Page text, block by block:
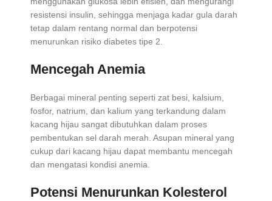
resistensi insulin, sehingga menjaga kadar gula darah
tetap dalam rentang normal dan berpotensi
menurunkan risiko diabetes tipe 2.
Mencegah Anemia
Berbagai mineral penting seperti zat besi, kalsium,
fosfor, natrium, dan kalium yang terkandung dalam
kacang hijau sangat dibutuhkan dalam proses
pembentukan sel darah merah. Asupan mineral yang
cukup dari kacang hijau dapat membantu mencegah
dan mengatasi kondisi anemia.
Potensi Menurunkan Kolesterol